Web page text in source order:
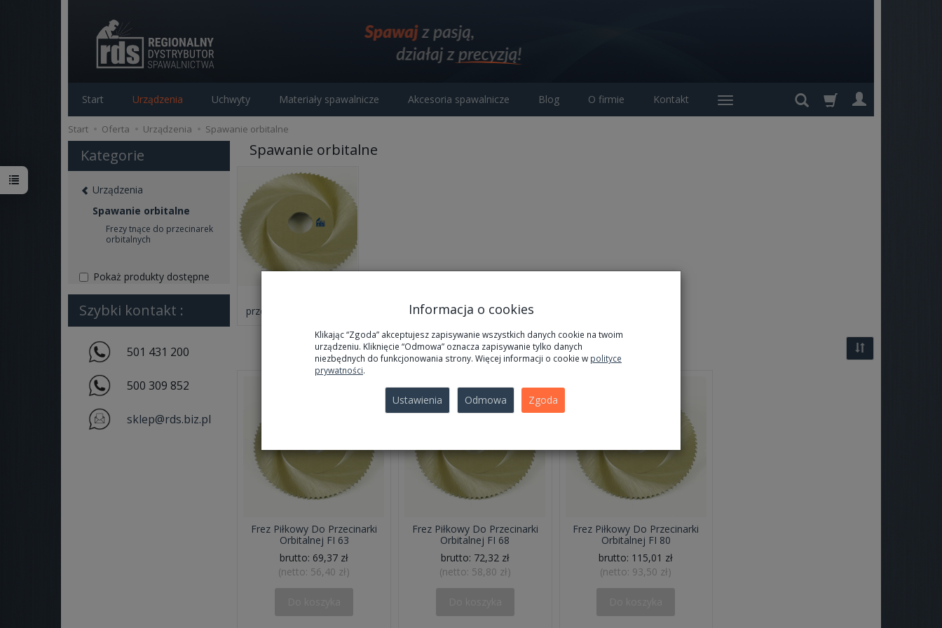
Start Urządzenia Uchwyty Materiały spawalnicze Akcesoria spawalnicze Blog O firmie Kontakt
Start Oferta Urządzenia Spawanie orbitalne
Spawanie orbitalne
przecinarek orbitalnych
Frez Piłkowy Do Przecinarki
Orbitalnej FI 63
brutto: 69,37 zł
(netto: 56,40 zł)
Frez Piłkowy Do Przecinarki
Orbitalnej FI 68
brutto: 72,32 zł
(netto: 58,80 zł)
Frez Piłkowy Do Przecinarki
Orbitalnej FI 80
brutto: 115,01 zł
(netto: 93,50 zł)
Kategorie
Urządzenia
Spawanie orbitalne
Frezy tnące do przecinarek
orbitalnych
Pokaż produkty dostępne
Szybki kontakt :
501 431 200
500 309 852
sklep@rds.biz.pl
Informacja o cookies
Klikając “Zgoda” akceptujesz zapisywanie wszystkich danych cookie na twoim
urządzeniu. Kliknięcie “Odmowa” oznacza zapisywanie tylko danych
niezbędnych do funkcjonowania strony. Więcej informacji o cookie w polityce
prywatności.
Ustawienia Odmowa Zgoda